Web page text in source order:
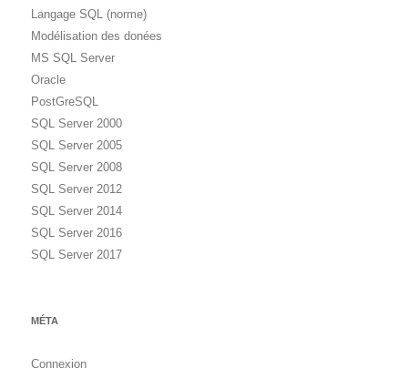
Langage SQL (norme)
Modélisation des donées
MS SQL Server
Oracle
PostGreSQL
SQL Server 2000
SQL Server 2005
SQL Server 2008
SQL Server 2012
SQL Server 2014
SQL Server 2016
SQL Server 2017
MÉTA
Connexion